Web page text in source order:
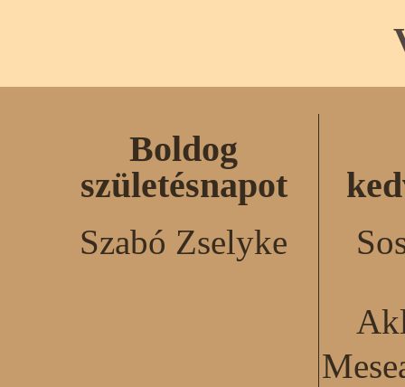
Boldog
születésnapot
Szabó Zselyke